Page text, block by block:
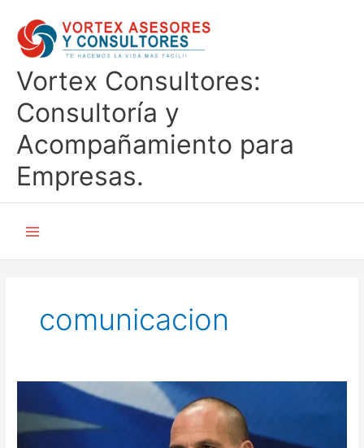
contenido
Vortex Consultores:
Consultoría y
Acompañamiento para
Empresas.
comunicacion